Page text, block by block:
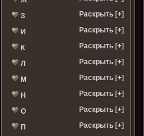
З Раскрыть [+]
И Раскрыть [+]
К Раскрыть [+]
Л Раскрыть [+]
М Раскрыть [+]
Н Раскрыть [+]
О Раскрыть [+]
П Раскрыть [+]